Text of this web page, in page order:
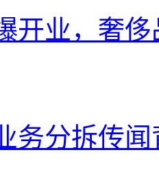
开业，奢
务分拆传